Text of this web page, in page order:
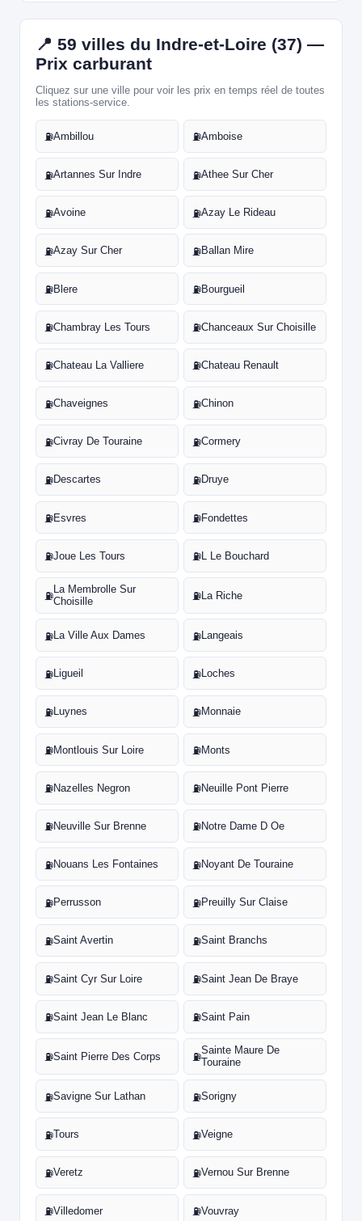
📍 59 villes du Indre-et-Loire (37) —
Prix carburant
Cliquez sur une ville pour voir les prix en temps réel de toutes
les stations-service.
⛽Ambillou ⛽Amboise
⛽Artannes Sur Indre ⛽Athee Sur Cher
⛽Avoine ⛽Azay Le Rideau
⛽Azay Sur Cher ⛽Ballan Mire
⛽Blere ⛽Bourgueil
⛽Chambray Les Tours ⛽Chanceaux Sur Choisille
⛽Chateau La Valliere ⛽Chateau Renault
⛽Chaveignes ⛽Chinon
⛽Civray De Touraine ⛽Cormery
⛽Descartes ⛽Druye
⛽Esvres ⛽Fondettes
⛽Joue Les Tours ⛽L Le Bouchard
⛽
La Membrolle Sur
Choisille
⛽La Riche
⛽La Ville Aux Dames ⛽Langeais
⛽Ligueil ⛽Loches
⛽Luynes ⛽Monnaie
⛽Montlouis Sur Loire ⛽Monts
⛽Nazelles Negron ⛽Neuille Pont Pierre
⛽Neuville Sur Brenne ⛽Notre Dame D Oe
⛽Nouans Les Fontaines ⛽Noyant De Touraine
⛽Perrusson ⛽Preuilly Sur Claise
⛽Saint Avertin ⛽Saint Branchs
⛽Saint Cyr Sur Loire ⛽Saint Jean De Braye
⛽Saint Jean Le Blanc ⛽Saint Pain
⛽Saint Pierre Des Corps ⛽
Sainte Maure De
Touraine
⛽Savigne Sur Lathan ⛽Sorigny
⛽Tours ⛽Veigne
⛽Veretz ⛽Vernou Sur Brenne
⛽Villedomer ⛽Vouvray